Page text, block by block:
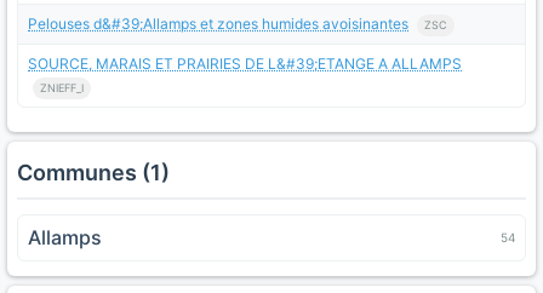
Pelouses d&#39;Allamps et zones humides avoisinantes ZSC
SOURCE, MARAIS ET PRAIRIES DE L&#39;ETANGE A ALLAMPS
ZNIEFF_I
Communes (1)
Allamps 54